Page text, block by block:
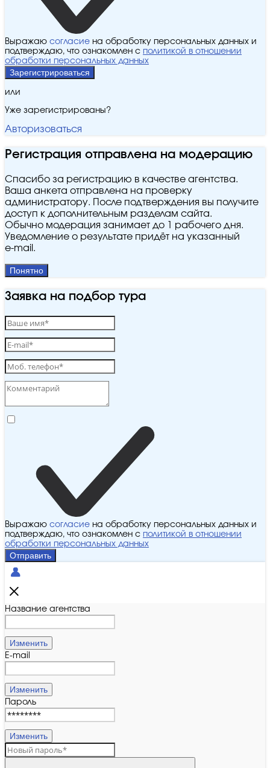
Выражаю согласие на обработку персональных данных и
подтверждаю, что ознакомлен с политикой в отношении
обработки персональных данных
Зарегистрироваться
или
Уже зарегистрированы?
Авторизоваться
Регистрация отправлена на модерацию
Спасибо за регистрацию в качестве агентства.
Ваша анкета отправлена на проверку
администратору. После подтверждения вы получите
доступ к дополнительным разделам сайта.
Обычно модерация занимает до 1 рабочего дня.
Уведомление о результате придёт на указанный
e‑mail.
Понятно
Заявка на подбор тура
Выражаю согласие на обработку персональных данных и
подтверждаю, что ознакомлен с политикой в отношении
обработки персональных данных
Отправить
Название агентства
Изменить
E-mail
Изменить
Пароль
Изменить